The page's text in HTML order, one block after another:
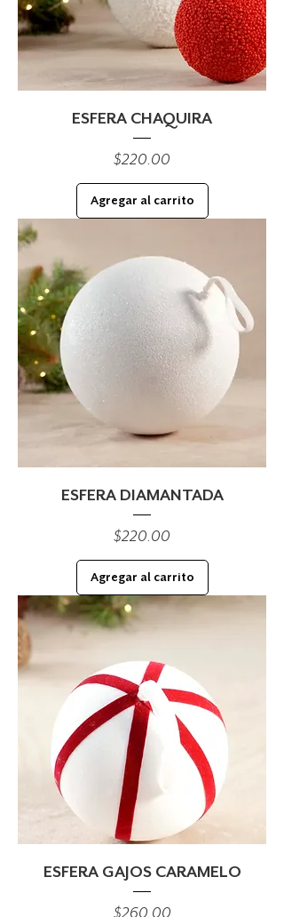
ESFERA CHAQUIRA
Precio
$220.00
Agregar al carrito
ESFERA DIAMANTADA
Precio
$220.00
Agregar al carrito
ESFERA GAJOS CARAMELO
Precio
$260.00